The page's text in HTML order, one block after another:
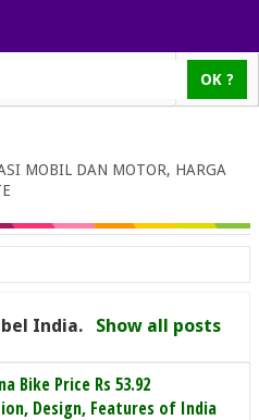
MOBIL DAN MOTOR, HARGA
India. Show all posts
Bike Price Rs 53.92
Design, Features of India